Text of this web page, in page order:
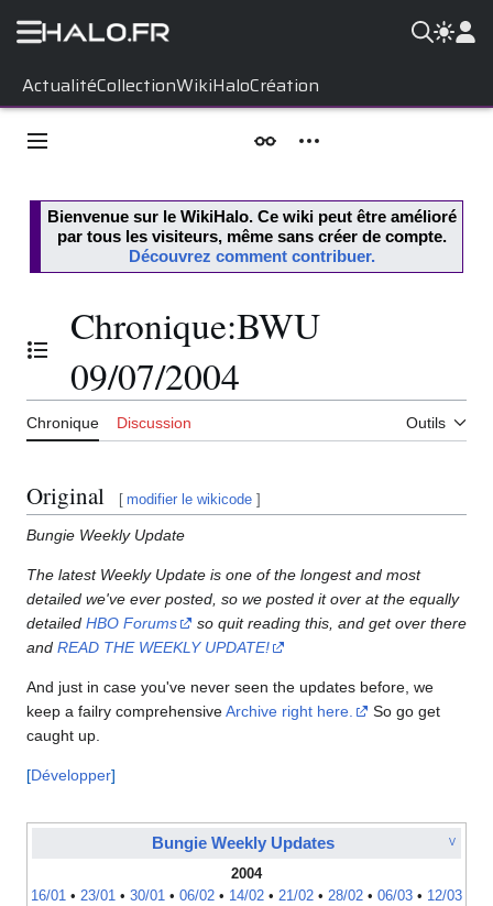
ActualitéCollectionWikiHaloCréation
contenu
Menu principal ApparenceOutils personnels
Bienvenue sur le WikiHalo. Ce wiki peut être amélioré
par tous les visiteurs, même sans créer de compte.
Découvrez comment contribuer.
Basculer la table des matières
Chronique:BWU
09/07/2004
Chronique Discussion Outils
Original [ modifier le wikicode ]
Bungie Weekly Update
The latest Weekly Update is one of the longest and most
detailed we've ever posted, so we posted it over at the equally
detailed HBO Forums
so quit reading this, and get over there
and READ THE WEEKLY UPDATE!
And just in case you've never seen the updates before, we
keep a failry comprehensiveArchive right here.
So go get
caught up.
Développer
V
Bungie Weekly Updates
2004
16/01 • 23/01 • 30/01 • 06/02 • 14/02 • 21/02 • 28/02 • 06/03 • 12/03